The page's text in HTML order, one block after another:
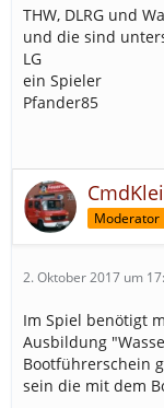
THW, DLRG und
und die sind
LG
ein Spieler
Pfander85
Moderator
2. Oktober 2017 um
Im Spiel benötigt
Ausbildung
Bootführerschein
sein die mit dem